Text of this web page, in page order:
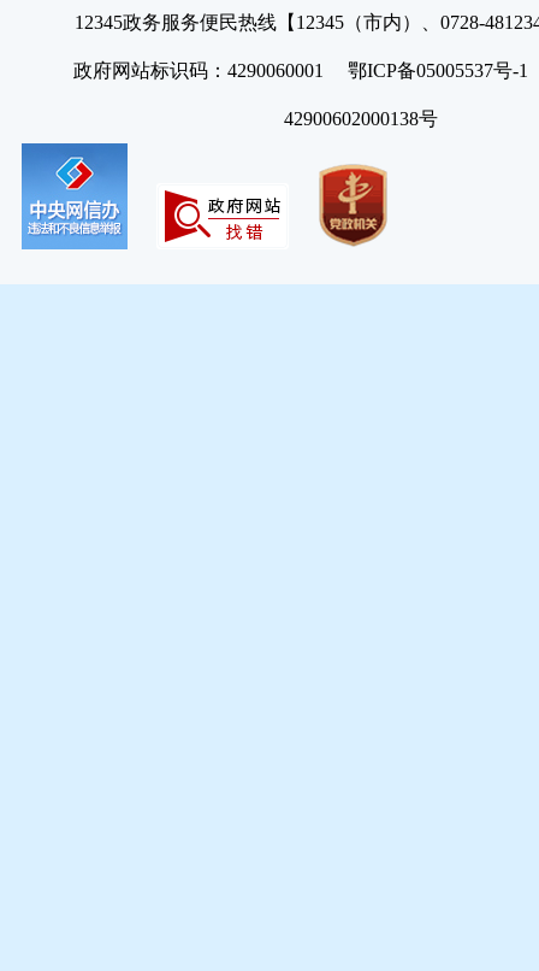
12345政务服务便民热线【12345（市内）、0728-
政府网站标识码：4290060001 鄂ICP备05005537号
42900602000138号